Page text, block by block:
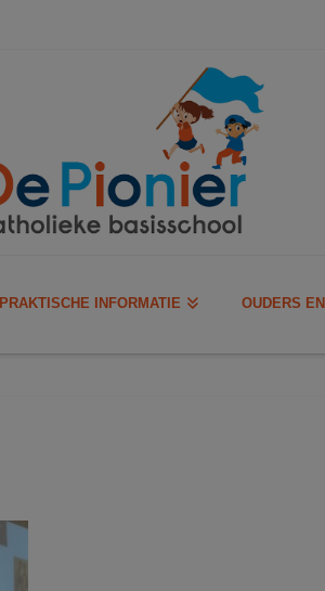
PRAKTISCHE INFORMATIE OUDERS